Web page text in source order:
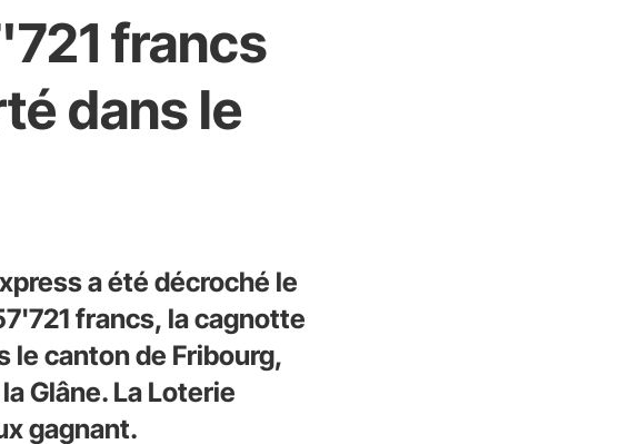
francs
dans le
a été décroché le
francs, la cagnotte
le canton de Fribourg,
Glâne. La Loterie
gagnant.